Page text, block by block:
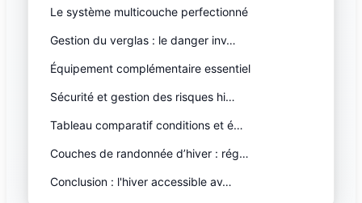
Le système multicouche perfectionné
Gestion du verglas : le danger inv…
Équipement complémentaire essentiel
Sécurité et gestion des risques hi…
Tableau comparatif conditions et é…
Couches de randonnée d’hiver : rég…
Conclusion : l'hiver accessible av…